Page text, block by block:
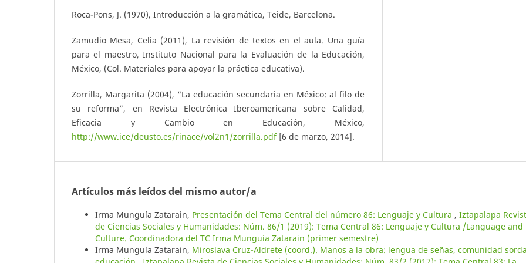
Roca-Pons, J. (1970), Introducción a la gramática, Teide, Barcelona.
Zamudio Mesa, Celia (2011), La revisión de textos en el aula. Una guía
para el maestro, Instituto Nacional para la Evaluación de la Educación,
México, (Col. Materiales para apoyar la práctica educativa).
Zorrilla, Margarita (2004), “La educación secundaria en México: al filo de
su reforma”, en Revista Electrónica Iberoamericana sobre Calidad,
Eficacia y Cambio en Educación, México,
http://www.ice/deusto.es/rinace/vol2n1/zorrilla.pdf[6 de marzo, 2014].
Artículos más leídos del mismo autor/a
Irma Munguía Zatarain, Presentación del Tema Central del número 86: Lenguaje y Cultura , Iztapalapa
de Ciencias Sociales y Humanidades: Núm. 86/1 (2019): Tema Central 86: Lenguaje y Cultura /Language and
Culture. Coordinadora del TC Irma Munguía Zatarain (primer semestre)
Irma Munguía Zatarain, Miroslava Cruz-Aldrete (coord.). Manos a la obra: lengua de señas, comunidad